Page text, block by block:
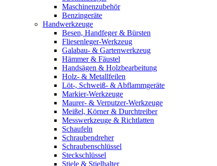
Maschinenzubehör
Benzingeräte
Handwerkzeuge
Besen, Handfeger & Bürsten
Fliesenleger-Werkzeug
Galabau- & Gartenwerkzeug
Hämmer & Fäustel
Handsägen & Holzbearbeitung
Holz- & Metallfeilen
Löt-, Schweiß- & Abflammgeräte
Markier-Werkzeuge
Maurer- & Verputzer-Werkzeuge
Meißel, Körner & Durchtreiber
Messwerkzeuge & Richtlatten
Schaufeln
Schraubendreher
Schraubenschlüssel
Steckschlüssel
Stiele & Stielhalter